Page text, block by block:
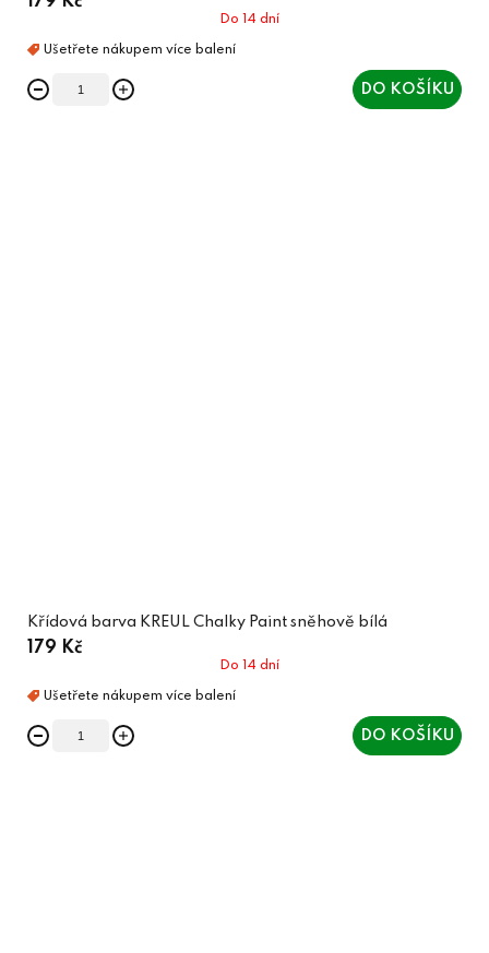
Do 14 dní
DO KOŠÍKU
Křídová barva KREUL Chalky Paint sněhově bílá
179 Kč
Do 14 dní
DO KOŠÍKU